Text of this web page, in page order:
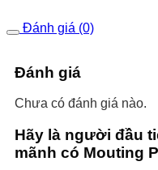
Đánh giá (0)
Đánh giá
Chưa có đánh giá nào.
Hãy là người đầu
mãnh có Mouting